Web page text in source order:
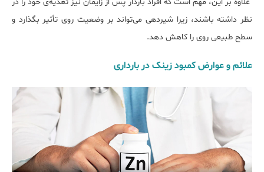
نظر داشته باشند، زیرا شیردهی می‌تواند بر وضعیت روی تأثیر بگذارد و
سطح طبیعی روی را کاهش دهد.
ﻋﻼﺋﻢ و ﻋﻮارض کمبود زینک در ﺑﺎرداری